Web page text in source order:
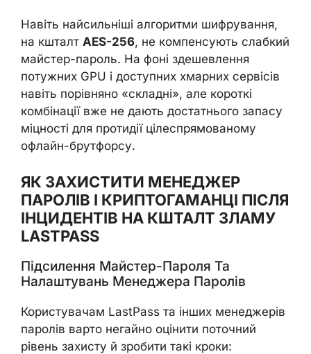
Навіть найсильніші алгоритми шифрування,
на кшталт AES-256, не компенсують слабкий
майстер-пароль. На фоні здешевлення
потужних GPU і доступних хмарних сервісів
навіть порівняно «складні», але короткі
комбінації вже не дають достатнього запасу
міцності для протидії цілеспрямованому
офлайн-брутфорсу.
ЯК ЗАХИСТИТИ МЕНЕДЖЕР
ПАРОЛІВ І КРИПТОГАМАНЦІ ПІСЛЯ
ІНЦИДЕНТІВ НА КШТАЛТ ЗЛАМУ
LASTPASS
Підсилення Майстер-Пароля Та
Налаштувань Менеджера Паролів
Користувачам LastPass та інших менеджерів
паролів варто негайно оцінити поточний
рівень захисту й зробити такі кроки: